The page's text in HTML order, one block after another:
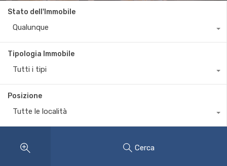
Stato dell'Immobile
Qualunque
Tipologia Immobile
Tutti i tipi
Posizione
Tutte le località
Cerca